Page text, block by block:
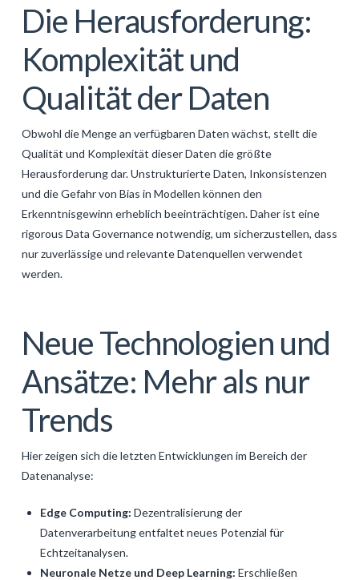
Die Herausforderung:
Komplexität und
Qualität der Daten
Obwohl die Menge an verfügbaren Daten wächst, stellt die
Qualität und Komplexität dieser Daten die größte
Herausforderung dar. Unstrukturierte Daten, Inkonsistenzen
und die Gefahr von Bias in Modellen können den
Erkenntnisgewinn erheblich beeinträchtigen. Daher ist eine
rigorous Data Governance notwendig, um sicherzustellen, dass
nur zuverlässige und relevante Datenquellen verwendet
werden.
Neue Technologien und
Ansätze: Mehr als nur
Trends
Hier zeigen sich die letzten Entwicklungen im Bereich der
Datenanalyse:
Edge Computing: Dezentralisierung der
Datenverarbeitung entfaltet neues Potenzial für
Echtzeitanalysen.
Neuronale Netze und Deep Learning: Erschließen